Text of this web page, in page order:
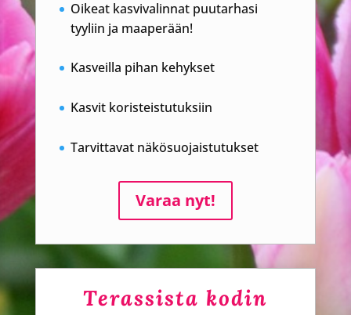
Oikeat kasvivalinnat puutarhasi
tyyliin ja maaperään!
Kasveilla pihan kehykset
Kasvit koristeistutuksiin
Tarvittavat näkösuojaistutukset
Varaa nyt!
Terassista kodin